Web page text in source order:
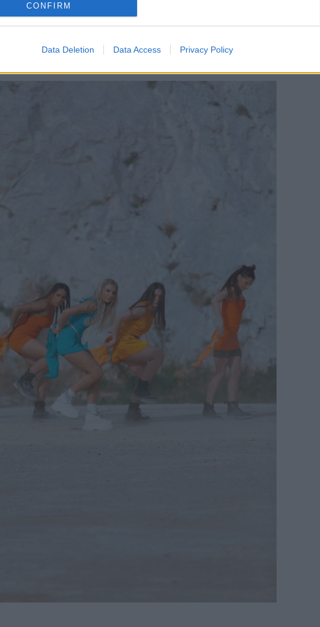
CONFIRM
Data Deletion Data Access Privacy Policy
όπως πάντα, τον καλύτερό της εαυτό
κινηματογραφικό αποτέλεσμα.